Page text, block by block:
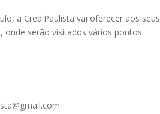
a CrediPaulista vai oferecer aos seus
onde serão visitados vários pontos